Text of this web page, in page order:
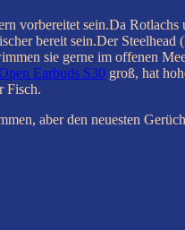
vorbereitet sein.Da
bereit sein.Der
sie gerne im offenen
Earbuds S30 groß, hat
Fisch.
aber den neuesten